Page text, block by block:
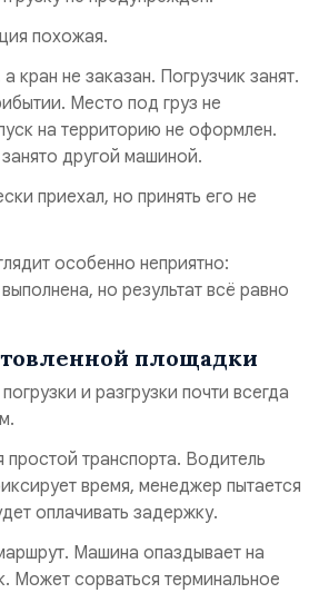
похожая.
кран не заказан. Погрузчик занят.
Место под груз не
на территорию не оформлен.
другой машиной.
приехал, но принять его не
особенно неприятно:
но результат всё равно
площадки
и разгрузки почти всегда
простой транспорта. Водитель
время, менеджер пытается
оплачивать задержку.
Машина опаздывает на
Может сорваться терминальное